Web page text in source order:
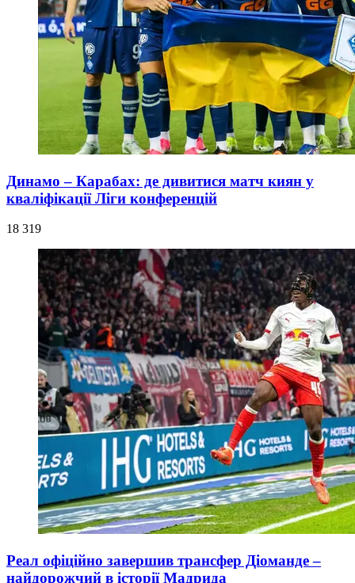
Динамо – Карабах: де дивитися матч киян у
кваліфікації Ліги конференцій
18 319
Реал офіційно завершив трансфер Діоманде –
найдорожчий в історії Мадрида